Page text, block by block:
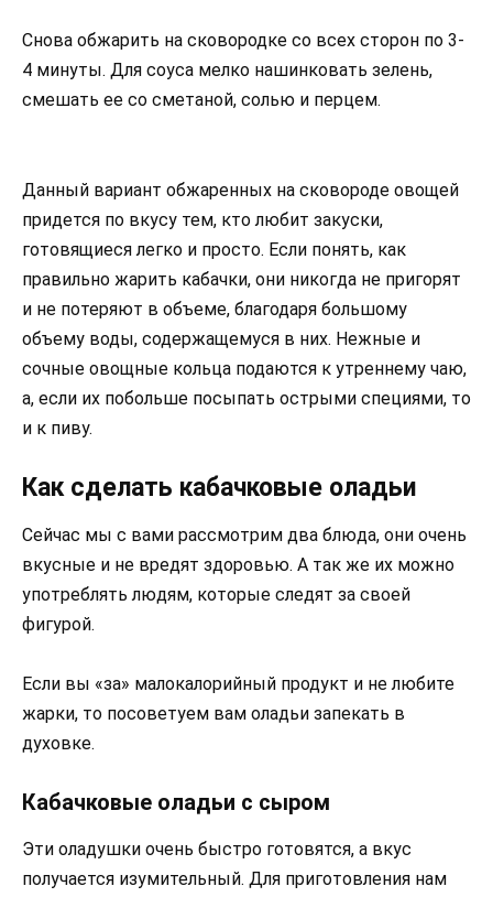
Снова обжарить на сковородке со всех сторон по 3-
4 минуты. Для соуса мелко нашинковать зелень,
смешать ее со сметаной, солью и перцем.
Данный вариант обжаренных на сковороде овощей
придется по вкусу тем, кто любит закуски,
готовящиеся легко и просто. Если понять, как
правильно жарить кабачки, они никогда не пригорят
и не потеряют в объеме, благодаря большому
объему воды, содержащемуся в них. Нежные и
сочные овощные кольца подаются к утреннему чаю,
а, если их побольше посыпать острыми специями, то
и к пиву.
Как сделать кабачковые оладьи
Сейчас мы с вами рассмотрим два блюда, они очень
вкусные и не вредят здоровью. А так же их можно
употреблять людям, которые следят за своей
фигурой.
Если вы «за» малокалорийный продукт и не любите
жарки, то посоветуем вам оладьи запекать в
духовке.
Кабачковые оладьи с сыром
Эти оладушки очень быстро готовятся, а вкус
получается изумительный. Для приготовления нам